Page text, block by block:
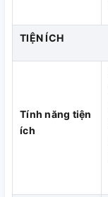
TIỆN ÍCH
Tính năng tiện
ích